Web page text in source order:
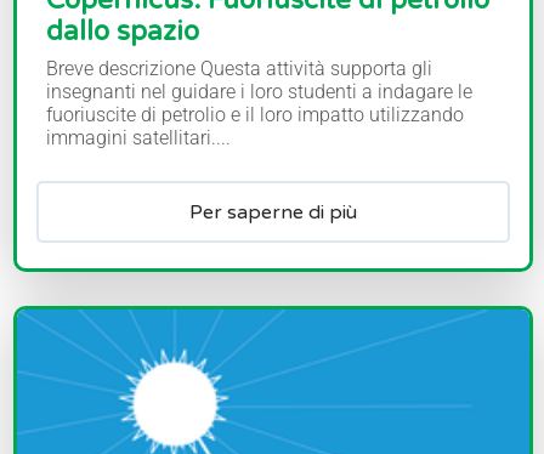
dallo spazio
Breve descrizione Questa attività supporta gli
insegnanti nel guidare i loro studenti a indagare le
fuoriuscite di petrolio e il loro impatto utilizzando
immagini satellitari....
Per saperne di più